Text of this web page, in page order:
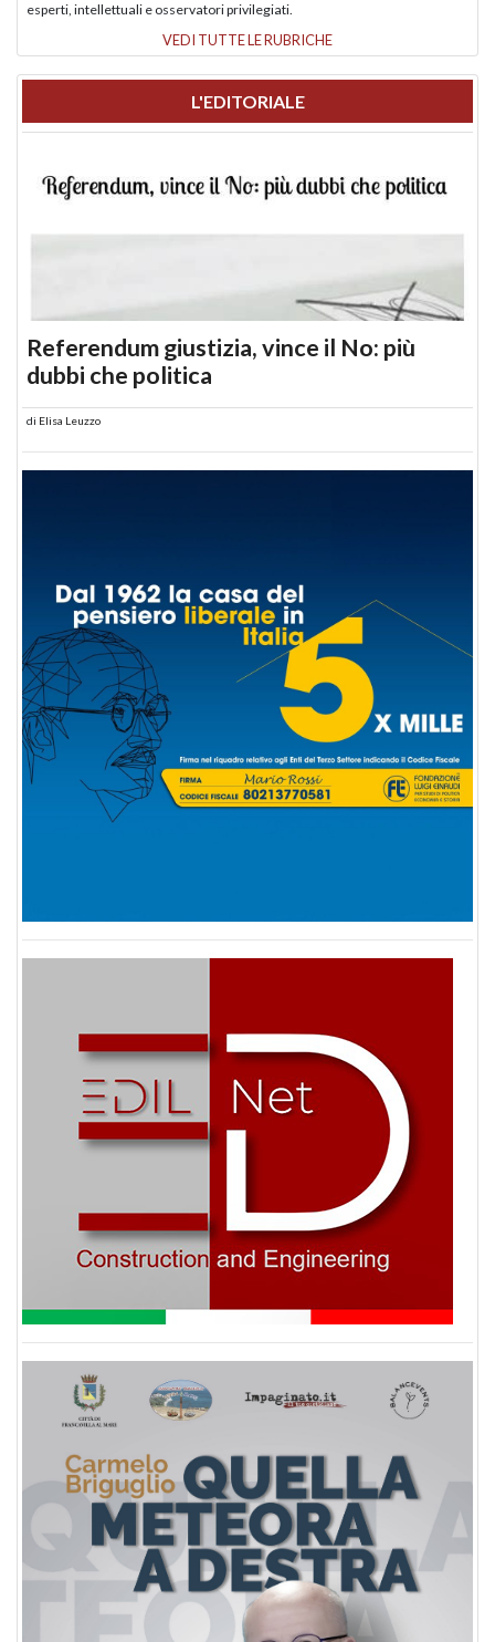
esperti, intellettuali e osservatori privilegiati.
VEDI TUTTE LE RUBRICHE
L'EDITORIALE
Referendum giustizia, vince il No: più
dubbi che politica
di Elisa Leuzzo